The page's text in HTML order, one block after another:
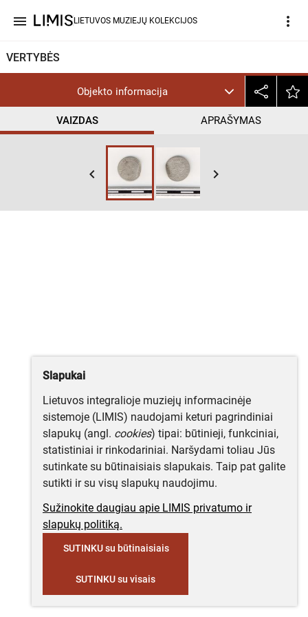
menu LIETUVOS MUZIEJŲ KOLEKCIJOS more_vert
VERTYBĖS
Objekto informacija
VAIZDAS APRAŠYMAS
keyboard_arrow_left keyboard_arrow_right
Slapukai
Lietuvos integralioje muziejų informacinėje
sistemoje (LIMIS) naudojami keturi pagrindiniai
slapukų (angl. cookies) tipai: būtinieji, funkciniai,
statistiniai ir rinkodariniai. Naršydami toliau Jūs
sutinkate su būtinaisiais slapukais. Taip pat galite
sutikti ir su visų slapukų naudojimu.
Sužinokite daugiau apie LIMIS privatumo ir
slapukų politiką.
SUTINKU su būtinaisiais
SUTINKU su visais